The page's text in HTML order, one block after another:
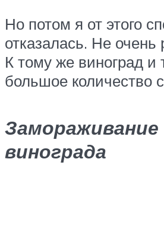
Но потом я от этого
отказалась. Не очень
К тому же виноград и
большое количество
винограда